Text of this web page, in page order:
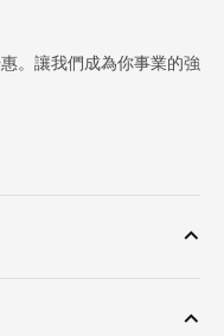
。讓我們成為你事業的強